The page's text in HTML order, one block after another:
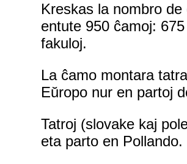
Kreskas la nombro
entute 950 ĉamoj:
fakuloj.
La ĉamo montara
Eŭropo nur en partoj
Tatroj (slovake kaj
eta parto en